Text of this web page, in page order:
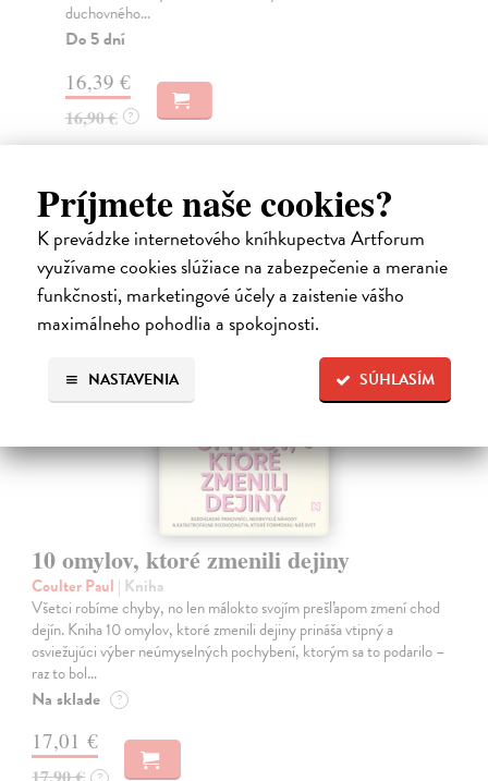
Príjmete naše cookies?
K prevádzke internetového kníhkupectva Artforum
využívame cookies slúžiace na zabezpečenie a meranie
funkčnosti, marketingové účely a zaistenie vášho
maximálneho pohodlia a spokojnosti.
SÚHLASÍM
NASTAVENIA
duchovného...
Do 5 dní
16,39 €
16,90 € ?
Ďalšie z kategórie svetové dejiny
10 omylov, ktoré zmenili dejiny
Coulter Paul | Kniha
Všetci robíme chyby, no len málokto svojím prešľapom zmení chod
dejín. Kniha 10 omylov, ktoré zmenili dejiny prináša vtipný a
osviežujúci výber neúmyselných pochybení, ktorým sa to podarilo –
raz to bol…
Na sklade ?
17,01 €